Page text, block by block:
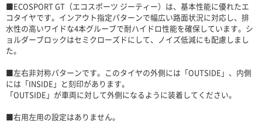
■ECOSPORT GT（エコスポーツ ジーティー）は、基本性能に優れたエ
コタイヤです。インアウト指定パターンで幅広い路面状況に対応し、排
水性の高いワイドな4本グルーブで耐ハイドロ性能を確保しています。シ
ョルダーブロックはセミクローズドにして、ノイズ低減にも配慮しまし
た。
■左右非対称パターンです。このタイヤの外側には「OUTSIDE」、内側
には「INSIDE」と刻印があります。
「OUTSIDE」が車両に対して外側になるように装着してください。
■右用左用の設定はありません。